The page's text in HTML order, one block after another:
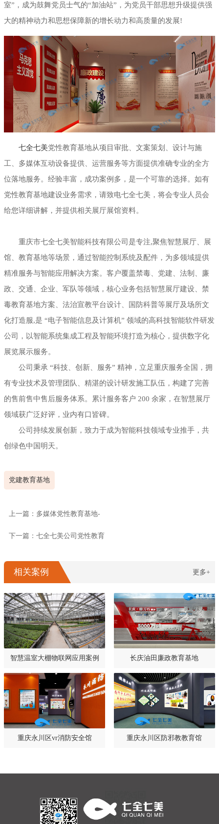
室”，成为鼓舞党员士气的“加油站”，为党员干部思想升级提供强
大的精神动力和思想保障新的增长动力和高质量的发展!
七全七美党性教育基地从项目审批、文案策划、设计与施
工、多媒体互动设备提供、运营服务等方面提供准确专业的全方
位落地服务。经验丰富，成功案例多，是一个可靠的选择。如有
党性教育基地建设业务需求，请致电七全七美，将会专业人员会
给您详细讲解，并提供相关展厅展馆资料。
重庆市七全七美智能科技有限公司是专注,聚焦智慧展厅、展
馆、教育基地等场景，通过智能控制系统及配件，为多领域提供
精准服务与智能应用解决方案。客户覆盖禁毒、党建、法制、廉
政、交通、企业、军队等领域，核心业务包括智慧展厅建设、禁
毒教育基地方案、法治宣教平台设计、国防科普等展厅及场所文
化打造服,是 “电子智能信息及计算机” 领域的高科技智能软件研发
公司，以智能系统集成工程及智能环境打造为核心，提供数字化
展览展示服务。
公司秉承 “科技、创新、服务” 精神，立足重庆服务全国，拥
有专业技术及管理团队、精湛的设计研发施工队伍，构建了完善
的售前售中售后服务体系。累计服务客户 200 余家，在智慧展厅
领域获广泛好评，业内有口皆碑。
公司持续发展创新，致力于成为智能科技领域专业推手，共
创绿色中国明天。
党建教育基地
上一篇：多媒体党性教育基地-
下一篇：七全七美公司党性教育
相关案例 更多+
智慧温室大棚物联网应用案例 长庆油田廉政教育基地
重庆永川区vr消防安全馆 重庆永川区防邪教教育馆